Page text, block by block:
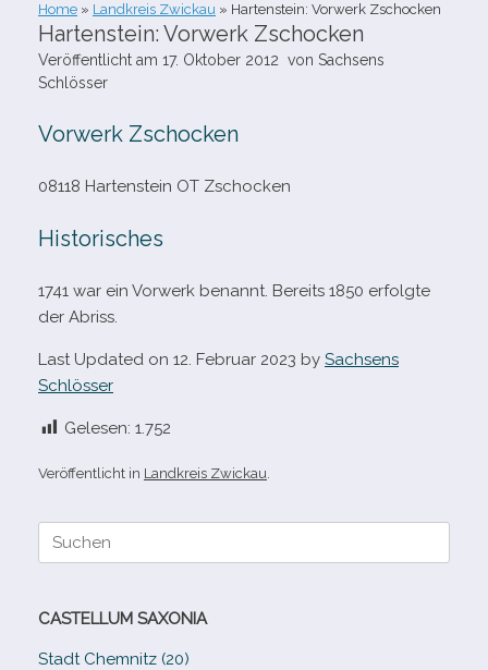
Home » Landkreis Zwickau » Hartenstein: Vorwerk Zschocken
Hartenstein: Vorwerk Zschocken
Veröffentlicht am 17. Oktober 2012 von Sachsens
Schlösser
Vorwerk Zschocken
08118 Hartenstein OT Zschocken
Historisches
1741 war ein Vorwerk benannt. Bereits 1850 erfolgte
der Abriss.
Last Updated on 12. Februar 2023 by Sachsens
Schlösser
Gelesen: 1.752
Veröffentlicht in Landkreis Zwickau
Suche
CASTELLUM SAXONIA
Stadt Chemnitz (20)